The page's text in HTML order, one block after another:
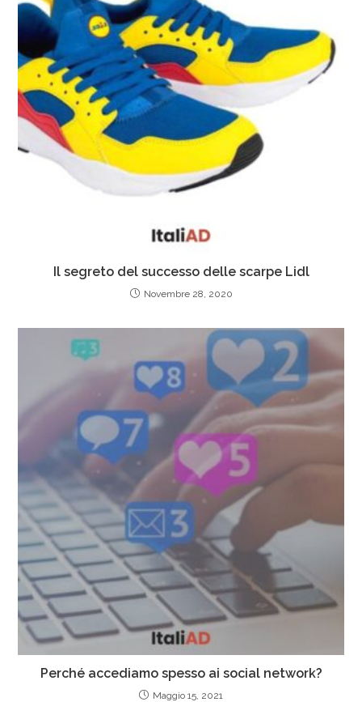
Il segreto del successo delle scarpe Lidl
Novembre 28, 2020
Perché accediamo spesso ai social network?
Maggio 15, 2021